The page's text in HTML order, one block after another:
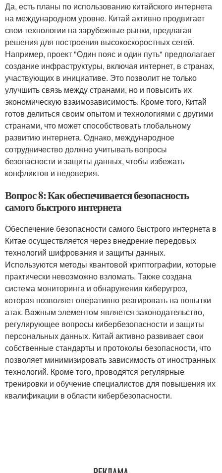
Да, есть планы по использованию китайского интернета
на международном уровне. Китай активно продвигает
свои технологии на зарубежные рынки, предлагая
решения для построения высокоскоростных сетей.
Например, проект "Один пояс и один путь" предполагает
создание инфраструктуры, включая интернет, в странах,
участвующих в инициативе. Это позволит не только
улучшить связь между странами, но и повысить их
экономическую взаимозависимость. Кроме того, Китай
готов делиться своим опытом и технологиями с другими
странами, что может способствовать глобальному
развитию интернета. Однако, международное
сотрудничество должно учитывать вопросы
безопасности и защиты данных, чтобы избежать
конфликтов и недоверия.
Вопрос 8: Как обеспечивается безопасность
самого быстрого интернета
Обеспечение безопасности самого быстрого интернета в
Китае осуществляется через внедрение передовых
технологий шифрования и защиты данных.
Используются методы квантовой криптографии, которые
практически невозможно взломать. Также создана
система мониторинга и обнаружения киберугроз,
которая позволяет оперативно реагировать на попытки
атак. Важным элементом является законодательство,
регулирующее вопросы кибербезопасности и защиты
персональных данных. Китай активно развивает свои
собственные стандарты и протоколы безопасности, что
позволяет минимизировать зависимость от иностранных
технологий. Кроме того, проводятся регулярные
тренировки и обучение специалистов для повышения их
квалификации в области кибербезопасности.